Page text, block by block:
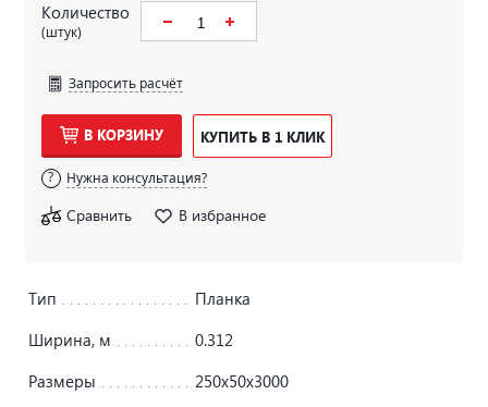
Количество
(штук)
Запросить расчёт
В КОРЗИНУ КУПИТЬ В 1 КЛИК
Нужна консультация?
Сравнить В избранное
Тип
Планка
Ширина, м
0.312
Размеры
250х50х3000